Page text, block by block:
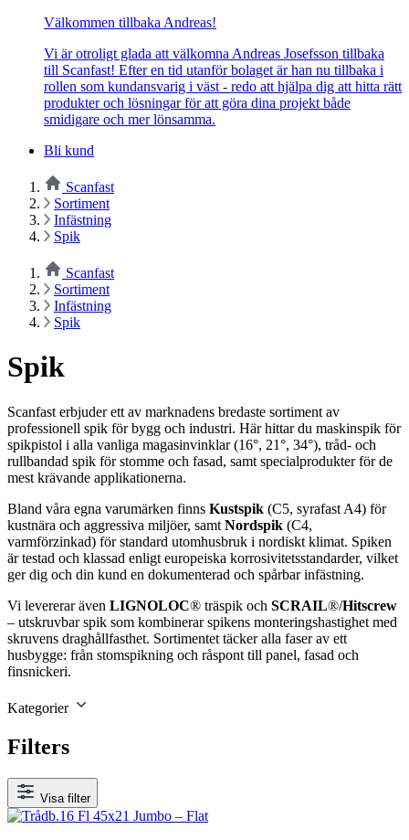
Välkommen tillbaka Andreas!
Vi är otroligt glada att välkomna Andreas Josefsson tillbaka
till Scanfast! Efter en tid utanför bolaget är han nu tillbaka i
rollen som kundansvarig i väst - redo att hjälpa dig att hitta rätt
produkter och lösningar för att göra dina projekt både
smidigare och mer lönsamma.
Bli kund
Scanfast
Sortiment
Infästning
Spik
Scanfast
Sortiment
Infästning
Spik
Spik
Scanfast erbjuder ett av marknadens bredaste sortiment av
professionell spik för bygg och industri. Här hittar du maskinspik för
spikpistol i alla vanliga magasinvinklar (16°, 21°, 34°), tråd- och
rullbandad spik för stomme och fasad, samt specialprodukter för de
mest krävande applikationerna.
Bland våra egna varumärken finns Kustspik (C5, syrafast A4) för
kustnära och aggressiva miljöer, samt Nordspik (C4,
varmförzinkad) för standard utomhusbruk i nordiskt klimat. Spiken
är testad och klassad enligt europeiska korrosivitetsstandarder, vilket
ger dig och din kund en dokumenterad och spårbar infästning.
Vi levererar även LIGNOLOC® träspik och SCRAIL®/Hitscrew
– utskruvbar spik som kombinerar spikens monteringshastighet med
skruvens draghållfasthet. Sortimentet täcker alla faser av ett
husbygge: från stomspikning och råspont till panel, fasad och
finsnickeri.
Kategorier
Filters
Visa filter